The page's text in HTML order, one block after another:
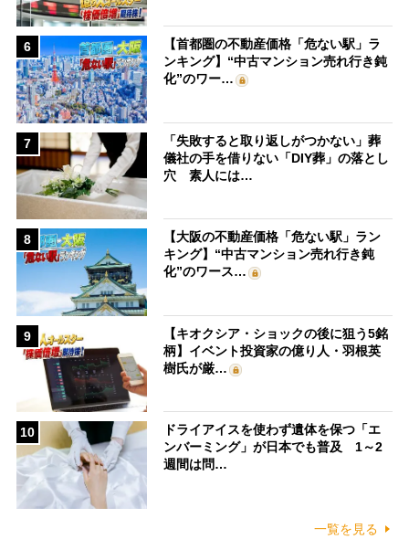
6
【首都圏の不動産価格「危ない駅」ラ
ンキング】“中古マンション売れ行き鈍
化”のワー…
7
「失敗すると取り返しがつかない」葬
儀社の手を借りない「DIY葬」の落とし
穴 素人には…
8
【大阪の不動産価格「危ない駅」ラン
キング】“中古マンション売れ行き鈍
化”のワース…
9
【キオクシア・ショックの後に狙う5銘
柄】イベント投資家の億り人・羽根英
樹氏が厳…
10
ドライアイスを使わず遺体を保つ「エ
ンバーミング」が日本でも普及 1～2
週間は問…
一覧を見る